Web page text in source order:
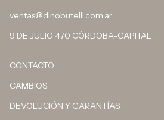
ventas@dinobutelli.com.ar
9 DE JULIO 470 CÓRDOBA-CAPITAL
CONTACTO
CAMBIOS
DEVOLUCIÓN Y GARANTÍAS